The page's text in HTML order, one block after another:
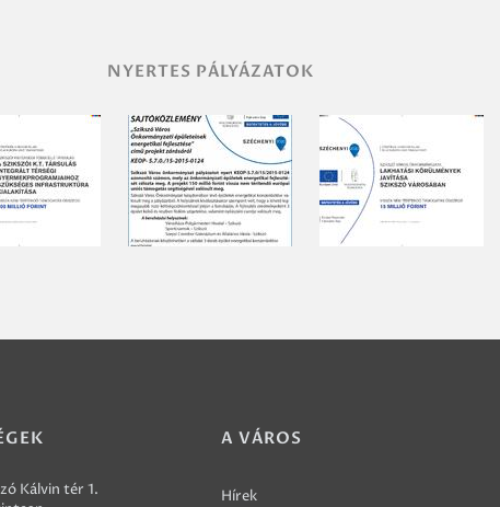
NYERTES PÁLYÁZATOK
Kálvin tér 1.
A VÁROS
Hírek